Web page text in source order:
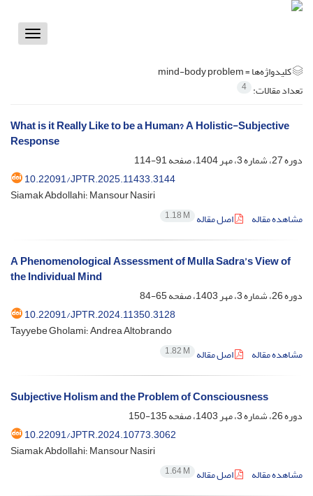
Toggle
کلیدواژه‌ها =mind-body problem
تعداد مقالات: 4
What is it Really Like to be a Human? A Holistic-Subjective
Response
دوره 27، شماره 3، مهر 1404، صفحه
91-114
10.22091/JPTR.2025.11433.3144
Siamak Abdollahi؛ Mansour Nasiri
مشاهده مقاله
اصل مقاله 1.18 M
A Phenomenological Assessment of Mulla Sadra’s View of
the Individual Mind
دوره 26، شماره 3، مهر 1403، صفحه
65-84
10.22091/JPTR.2024.11350.3128
Tayyebe Gholami؛ Andrea Altobrando
مشاهده مقاله
اصل مقاله 1.82 M
Subjective Holism and the Problem of Consciousness
دوره 26، شماره 3، مهر 1403، صفحه
135-150
10.22091/JPTR.2024.10773.3062
Siamak Abdollahi؛ Mansour Nasiri
مشاهده مقاله
اصل مقاله 1.64 M